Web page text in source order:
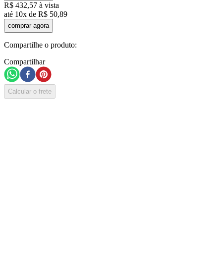
R$ 432,57 à vista
até 10x de R$ 50,89
comprar agora
Compartilhe o produto:
Compartilhar
Calcular o frete